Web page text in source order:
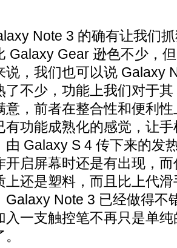
Note 3 的确有让我们
Galaxy Gear 逊色不少，
说，我们也可以说 Galaxy
了不少，功能上我们对于
意，前者在整合性和便利
有功能成熟化的感觉，让
由 Galaxy S 4 传下来的发
开启屏幕时还是有出现，
上还是塑料，而且比上代
Galaxy Note 3 已经做得不
入一支触控笔不再只是单